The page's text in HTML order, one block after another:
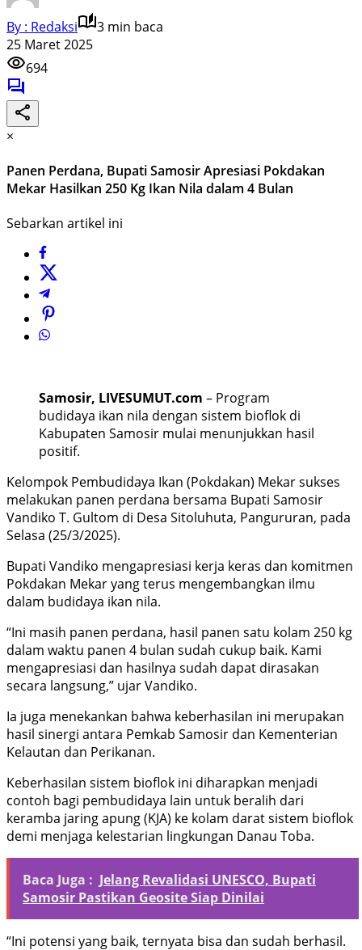
By : Redaksi
3 min baca
25 Maret 2025
694
×
Panen Perdana, Bupati Samosir Apresiasi Pokdakan
Mekar Hasilkan 250 Kg Ikan Nila dalam 4 Bulan
Sebarkan artikel ini
Samosir, LIVESUMUT.com – Program
budidaya ikan nila dengan sistem bioflok di
Kabupaten Samosir mulai menunjukkan hasil
positif.
Kelompok Pembudidaya Ikan (Pokdakan) Mekar sukses
melakukan panen perdana bersama Bupati Samosir
Vandiko T. Gultom di Desa Sitoluhuta, Pangururan, pada
Selasa (25/3/2025).
Bupati Vandiko mengapresiasi kerja keras dan komitmen
Pokdakan Mekar yang terus mengembangkan ilmu
dalam budidaya ikan nila.
“Ini masih panen perdana, hasil panen satu kolam 250 kg
dalam waktu panen 4 bulan sudah cukup baik. Kami
mengapresiasi dan hasilnya sudah dapat dirasakan
secara langsung,” ujar Vandiko.
Ia juga menekankan bahwa keberhasilan ini merupakan
hasil sinergi antara Pemkab Samosir dan Kementerian
Kelautan dan Perikanan.
Keberhasilan sistem bioflok ini diharapkan menjadi
contoh bagi pembudidaya lain untuk beralih dari
keramba jaring apung (KJA) ke kolam darat sistem bioflok
demi menjaga kelestarian lingkungan Danau Toba.
Baca Juga : Jelang Revalidasi UNESCO, Bupati
Samosir Pastikan Geosite Siap Dinilai
“Ini potensi yang baik, ternyata bisa dan sudah berhasil.